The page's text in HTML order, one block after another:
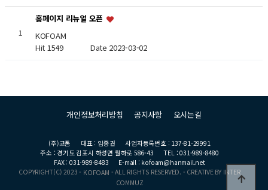
1
홈페이지 리뉴얼 오픈
KOFOAM
Hit 1549 Date 2023-03-02
개인정보처리방침 공지사항 오시는길
(주)코폼 대표 : 임종권
사업자등록번호 : 137-81-29991
주소 : 경기도 김포시 하성면 월하로 586-43
TEL : 031-989-8480
FAX : 031-989-8483
E-mail : kofoam@hanmail.net
COPYRIGHT(C) 2023 - KOFOAM - ALL RIGHTS RESERVED. - CREATIVE BY INTER
COMMUZ